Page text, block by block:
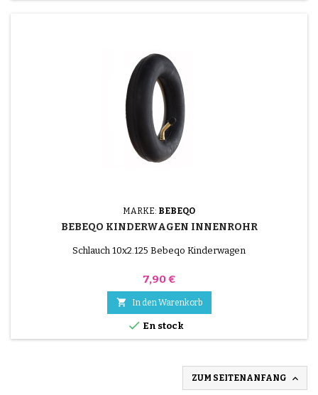
MARKE: BEBEQO
BEBEQO KINDERWAGEN INNENROHR
Schlauch 10x2.125 Bebeqo Kinderwagen
Preis
7,90 €
 In den Warenkorb
 En stock
ZUM SEITENANFANG 